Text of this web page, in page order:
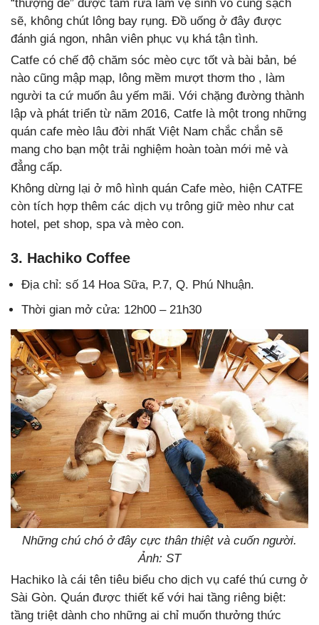
“thượng đế” được tắm rửa làm vệ sinh vô cùng sạch
sẽ, không chút lông bay rụng. Đồ uống ở đây được
đánh giá ngon, nhân viên phục vụ khá tận tình.
Catfe có chế độ chăm sóc mèo cực tốt và bài bản, bé
nào cũng mập mạp, lông mềm mượt thơm tho , làm
người ta cứ muốn âu yếm mãi. Với chặng đường thành
lập và phát triển từ năm 2016, Catfe là một trong những
quán cafe mèo lâu đời nhất Việt Nam chắc chắn sẽ
mang cho bạn một trải nghiệm hoàn toàn mới mẻ và
đẳng cấp.
Không dừng lại ở mô hình quán Cafe mèo, hiện CATFE
còn tích hợp thêm các dịch vụ trông giữ mèo như cat
hotel, pet shop, spa và mèo con.
3. Hachiko Coffee
Địa chỉ: số 14 Hoa Sữa, P.7, Q. Phú Nhuận.
Thời gian mở cửa: 12h00 – 21h30
Những chú chó ở đây cực thân thiệt và cuốn người.
Ảnh: ST
Hachiko là cái tên tiêu biểu cho dịch vụ café thú cưng ở
Sài Gòn. Quán được thiết kế với hai tầng riêng biệt:
tầng triệt dành cho những ai chỉ muốn thưởng thức